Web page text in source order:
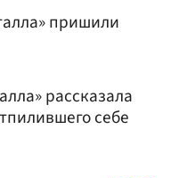
пришили
рассказала
себе